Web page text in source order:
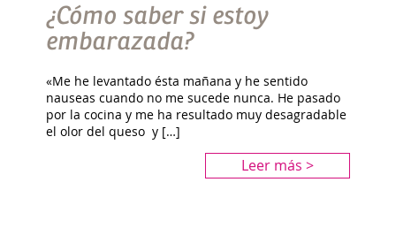
¿Cómo saber si estoy
embarazada?
«Me he levantado ésta mañana y he sentido
nauseas cuando no me sucede nunca. He pasado
por la cocina y me ha resultado muy desagradable
el olor del queso y […]
Leer más >